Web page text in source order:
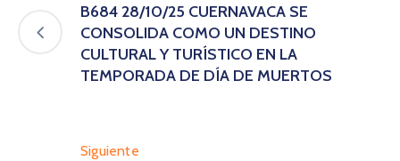
B684 28/10/25 CUERNAVACA SE
CONSOLIDA COMO UN DESTINO
CULTURAL Y TURÍSTICO EN LA
TEMPORADA DE DÍA DE MUERTOS
Siguiente